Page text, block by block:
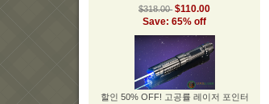
$318.00 $110.00
Save: 65% off
할인 50% OFF! 고공률 레이저 포인터